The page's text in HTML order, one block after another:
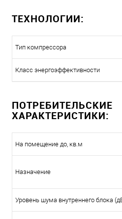
ТЕХНОЛОГИИ:
Тип компрессора
Класс энергоэффективности
ПОТРЕБИТЕЛЬСКИЕ
ХАРАКТЕРИСТИКИ:
На помещение до, кв.м
Назначение
Уровень шума внутреннего блока